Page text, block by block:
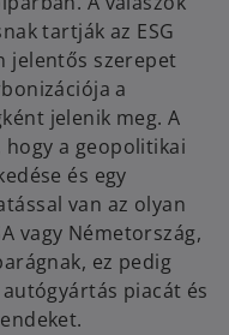
tartják az ESG
jelentős szerepet
a
jelenik meg. A
a geopolitikai
és egy
van az olyan
vagy Németország,
ez pedig
piacát és